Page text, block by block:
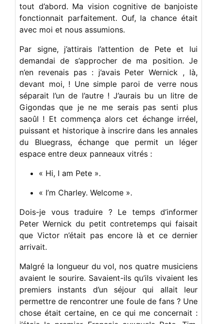
tout d’abord. Ma vision cognitive de banjoiste
fonctionnait parfaitement. Ouf, la chance était
avec moi et nous assumions.
Par signe, j’attirais l’attention de Pete et lui
demandai de s’approcher de ma position. Je
n’en revenais pas : j’avais Peter Wernick , là,
devant moi, ! Une simple paroi de verre nous
séparait l’un de l’autre ! J’aurais bu un litre de
Gigondas que je ne me serais pas senti plus
saoûl ! Et commença alors cet échange irréel,
puissant et historique à inscrire dans les annales
du Bluegrass, échange que permit un léger
espace entre deux panneaux vitrés :
« Hi, I am Pete ».
« I’m Charley. Welcome ».
Dois-je vous traduire ? Le temps d’informer
Peter Wernick du petit contretemps qui faisait
que Victor n’était pas encore là et ce dernier
arrivait.
Malgré la longueur du vol, nos quatre musiciens
avaient le sourire. Savaient-ils qu’ils vivaient les
premiers instants d’un séjour qui allait leur
permettre de rencontrer une foule de fans ? Une
chose était certaine, en ce qui me concernait :